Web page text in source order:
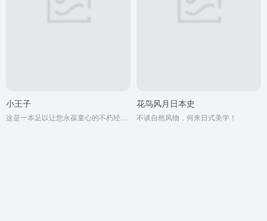
小王子 花鸟风月日本史
不谈自然风物，何来日式美学！